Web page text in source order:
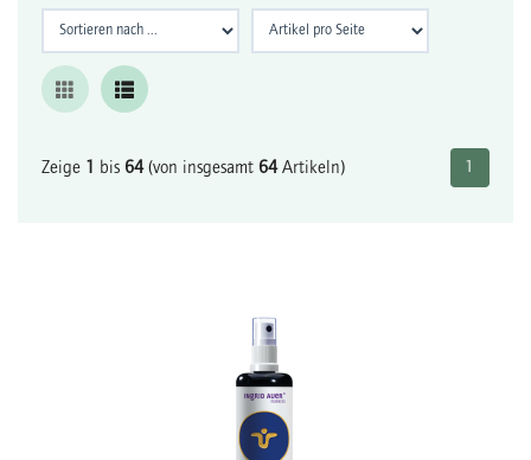
Zeige 1 bis 64(von insgesamt 64Artikeln) 1